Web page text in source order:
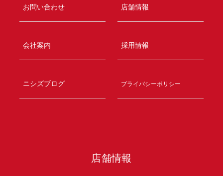
お問い合わせ 店舗情報
会社案内 採用情報
ニシズブログ プライバシーポリシー
店舗情報